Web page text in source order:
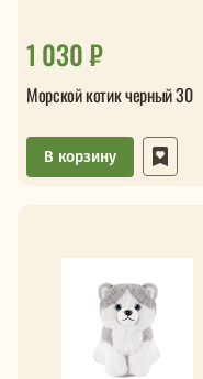
1 030 ₽
Морской котик черный 30
В корзину